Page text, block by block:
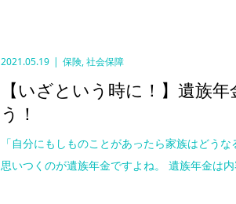
2021.05.19 保険,社会保障
【いざという時に！】遺族
う！
「自分にもしものことがあったら家族はどう
思いつくのが遺族年金ですよね。 遺族年金は